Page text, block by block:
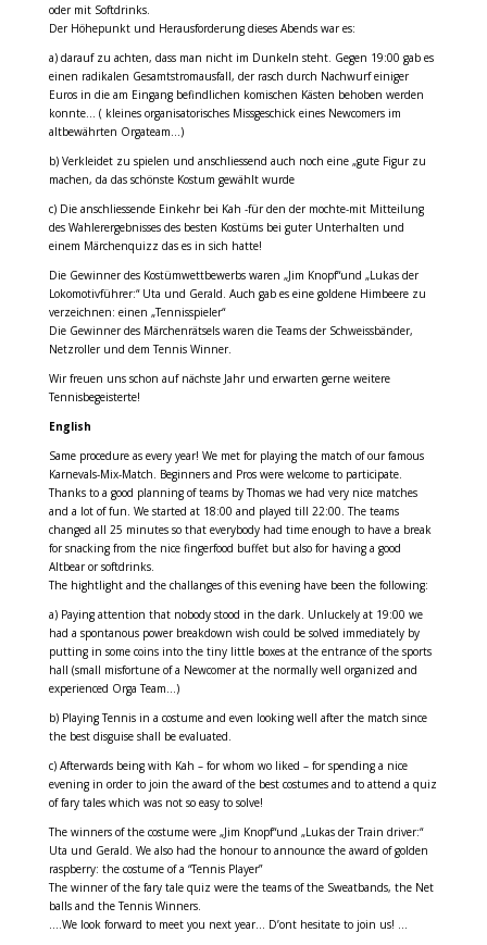
oder mit Softdrinks.
Der Höhepunkt und Herausforderung dieses Abends war es:
a) darauf zu achten, dass man nicht im Dunkeln steht. Gegen 19:00 gab es
einen radikalen Gesamtstromausfall, der rasch durch Nachwurf einiger
Euros in die am Eingang befindlichen komischen Kästen behoben werden
konnte… ( kleines organisatorisches Missgeschick eines Newcomers im
altbewährten Orgateam…)
b) Verkleidet zu spielen und anschliessend auch noch eine „gute Figur zu
machen, da das schönste Kostum gewählt wurde
c) Die anschliessende Einkehr bei Kah -für den der mochte-mit Mitteilung
des Wahlerergebnisses des besten Kostüms bei guter Unterhalten und
einem Märchenquizz das es in sich hatte!
Die Gewinner des Kostümwettbewerbs waren „Jim Knopf“und „Lukas der
Lokomotivführer:“ Uta und Gerald. Auch gab es eine goldene Himbeere zu
verzeichnen: einen „Tennisspieler“
Die Gewinner des Märchenrätsels waren die Teams der Schweissbänder,
Netzroller und dem Tennis Winner.
Wir freuen uns schon auf nächste Jahr und erwarten gerne weitere
Tennisbegeisterte!
English
Same procedure as every year! We met for playing the match of our famous
Karnevals-Mix-Match. Beginners and Pros were welcome to participate.
Thanks to a good planning of teams by Thomas we had very nice matches
and a lot of fun. We started at 18:00 and played till 22:00. The teams
changed all 25 minutes so that everybody had time enough to have a break
for snacking from the nice fingerfood buffet but also for having a good
Altbear or softdrinks.
The hightlight and the challanges of this evening have been the following:
a) Paying attention that nobody stood in the dark. Unluckely at 19:00 we
had a spontanous power breakdown wish could be solved immediately by
putting in some coins into the tiny little boxes at the entrance of the sports
hall (small misfortune of a Newcomer at the normally well organized and
experienced Orga Team…)
b) Playing Tennis in a costume and even looking well after the match since
the best disguise shall be evaluated.
c) Afterwards being with Kah – for whom wo liked – for spending a nice
evening in order to join the award of the best costumes and to attend a quiz
of fary tales which was not so easy to solve!
The winners of the costume were „Jim Knopf“und „Lukas der Train driver:“
Uta und Gerald. We also had the honour to announce the award of golden
raspberry: the costume of a “Tennis Player”
The winner of the fary tale quiz were the teams of the Sweatbands, the Net
balls and the Tennis Winners.
….We look forward to meet you next year… D’ont hesitate to join us! …